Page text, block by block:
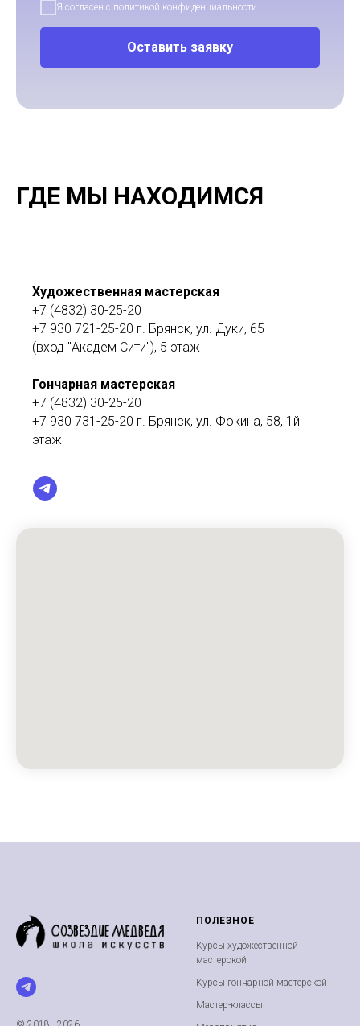
Я согласен с политикой конфиденциальности
Оставить заявку
ГДЕ МЫ НАХОДИМСЯ
Художественная мастерская
+7 (4832) 30-25-20
+7 930 721-25-20 г. Брянск, ул. Дуки, 65
(вход "Академ Сити"), 5 этаж
Гончарная мастерская
+7 (4832) 30-25-20
+7 930 731-25-20 г. Брянск, ул. Фокина, 58, 1й
этаж
ПОЛЕЗНОЕ
Курсы художественной
мастерской
Курсы гончарной мастерской
Мастер-классы